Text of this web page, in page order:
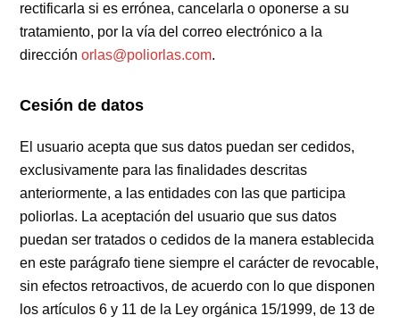
rectificarla si es errónea, cancelarla o oponerse a su
tratamiento, por la vía del correo electrónico a la
direcciónorlas@poliorlas.com.
Cesión de datos
El usuario acepta que sus datos puedan ser cedidos,
exclusivamente para las finalidades descritas
anteriormente, a las entidades con las que participa
poliorlas. La aceptación del usuario que sus datos
puedan ser tratados o cedidos de la manera establecida
en este parágrafo tiene siempre el carácter de revocable,
sin efectos retroactivos, de acuerdo con lo que disponen
los artículos 6 y 11 de la Ley orgánica 15/1999, de 13 de